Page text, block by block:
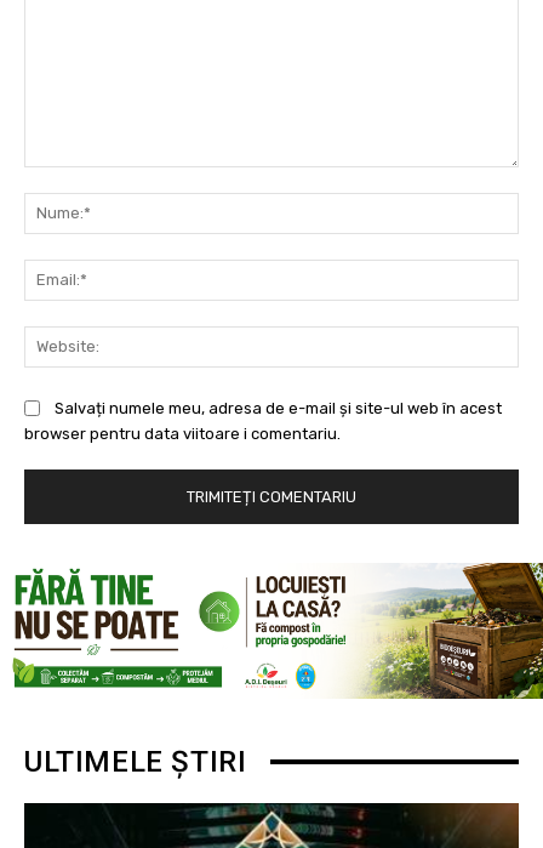
Salvați numele meu, adresa de e-mail și site-ul web în acest
browser pentru data viitoare i comentariu.
ULTIMELE ȘTIRI